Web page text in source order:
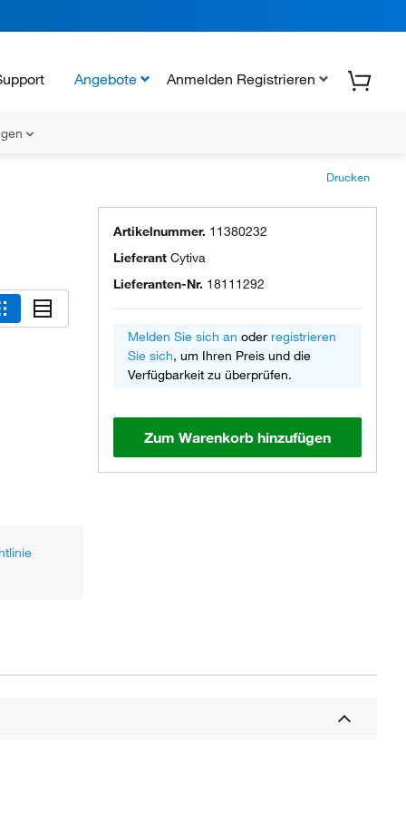
Angebote Anmelden Registrieren
Drucken
Artikelnummer. 11380232
Lieferant Cytiva
Lieferanten-Nr. 18111292
Melden Sie sich an oder registrieren
Sie sich, um Ihren Preis und die
Verfügbarkeit zu überprüfen.
Zum Warenkorb hinzufügen